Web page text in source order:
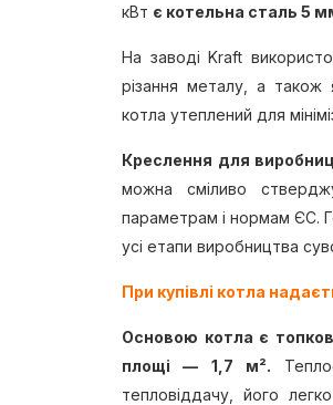
кВт є котельна сталь 5
На заводі Kraft
різання металу, а також
котла утеплений для
Креслення для
можна сміливо
параметрам і нормам ЄС.
усі етапи виробництва
При купівлі котла
Основою котла є
площі — 1,7 м².
тепловіддачу, його